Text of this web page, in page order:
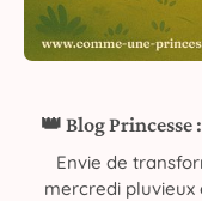
👑 Blog Princesse
Envie de
mercredi pluvieux